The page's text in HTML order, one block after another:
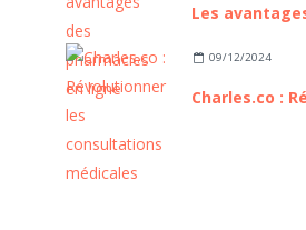
09/12/2024